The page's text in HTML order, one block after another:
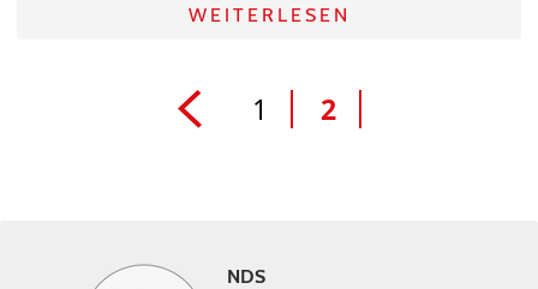
WEITERLESEN
1 2
NDS